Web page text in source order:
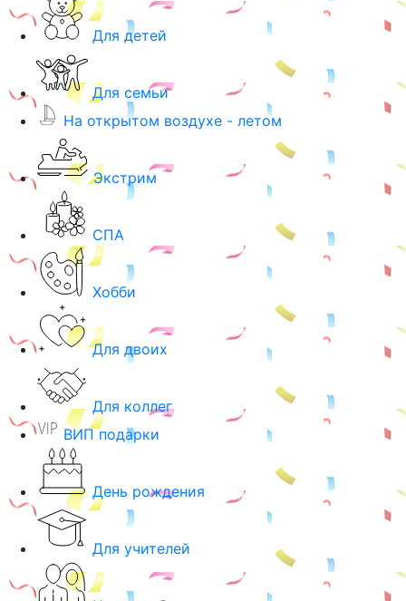
Для детей
Для семьи
На открытом воздухе - летом
Экстрим
СПА
Хобби
Для двоих
Для коллег
ВИП подарки
День рождения
Для учителей